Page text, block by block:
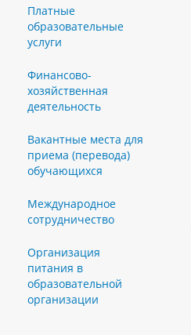
Платные
образовательные
услуги
Финансово-
хозяйственная
деятельность
Вакантные места для
приема (перевода)
обучающихся
Международное
сотрудничество
Организация
питания в
образовательной
организации